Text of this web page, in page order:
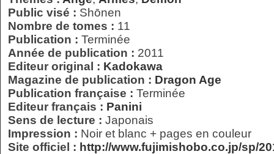
Public visé : Shōnen
Nombre de tomes : 11
Publication : Terminée
Année de publication : 2011
Editeur original : Kadokawa
Magazine de publication : Dragon Age
Publication française : Terminée
Editeur français : Panini
Sens de lecture : Japonais
Impression : Noir et blanc + pages en couleur
Site officiel : http://www.fujimishobo.co.jp/sp/